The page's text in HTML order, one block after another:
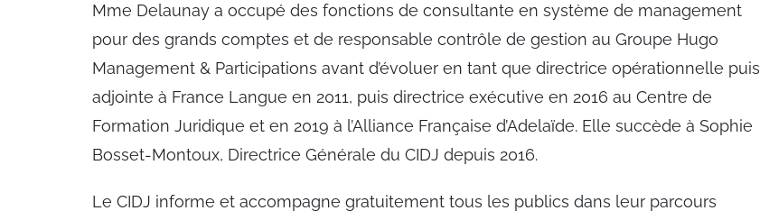
Mme Delaunay a occupé des fonctions de consultante en système de management
pour des grands comptes et de responsable contrôle de gestion au Groupe Hugo
Management & Participations avant d’évoluer en tant que directrice opérationnelle puis
adjointe à France Langue en 2011, puis directrice exécutive en 2016 au Centre de
Formation Juridique et en 2019 à l’Alliance Française d’Adelaïde. Elle succède à Sophie
Bosset-Montoux, Directrice Générale du CIDJ depuis 2016.
Le CIDJ informe et accompagne gratuitement tous les publics dans leur parcours